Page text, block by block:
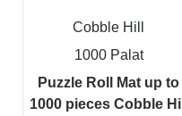
Cobble Hill
1000 Palat
Puzzle Roll Mat up to
1000 pieces Cobble Hill